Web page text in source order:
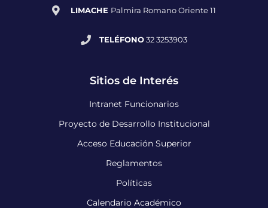
LIMACHE Palmira Romano Oriente 11
TELÉFONO32 3253903
Sitios de Interés
Intranet Funcionarios
Proyecto de Desarrollo Institucional
Acceso Educación Superior
Reglamentos
Políticas
Calendario Académico